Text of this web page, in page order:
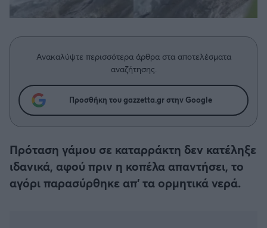
Δημήτρης Τσορμπατζόγλου
Άρης
Βόλος
Ατρόμητος Αθηνών
Ανακαλύψτε περισσότερα άρθρα στα αποτελέσματα
αναζήτησης.
Προσθήκη του gazzetta.gr στην Google
Πρόταση γάμου σε καταρράκτη δεν κατέληξε
ιδανικά, αφού πριν η κοπέλα απαντήσει, το
αγόρι παρασύρθηκε απ' τα ορμητικά νερά.